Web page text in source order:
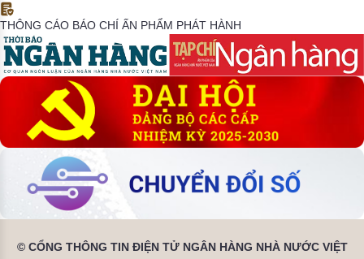
THÔNG CÁO BÁO CHÍ ẤN PHẨM PHÁT HÀNH
© CỔNG THÔNG TIN ĐIỆN TỬ NGÂN HÀNG NHÀ NƯỚC VIỆT